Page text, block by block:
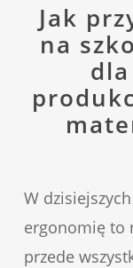
Jak
na
W
ergonomię to
przede